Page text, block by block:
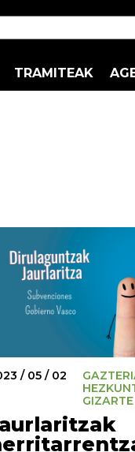
TRAMITEAK
/ 05 / 02